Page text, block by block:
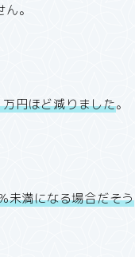
。
円ほど減りました。
未満になる場合だそう